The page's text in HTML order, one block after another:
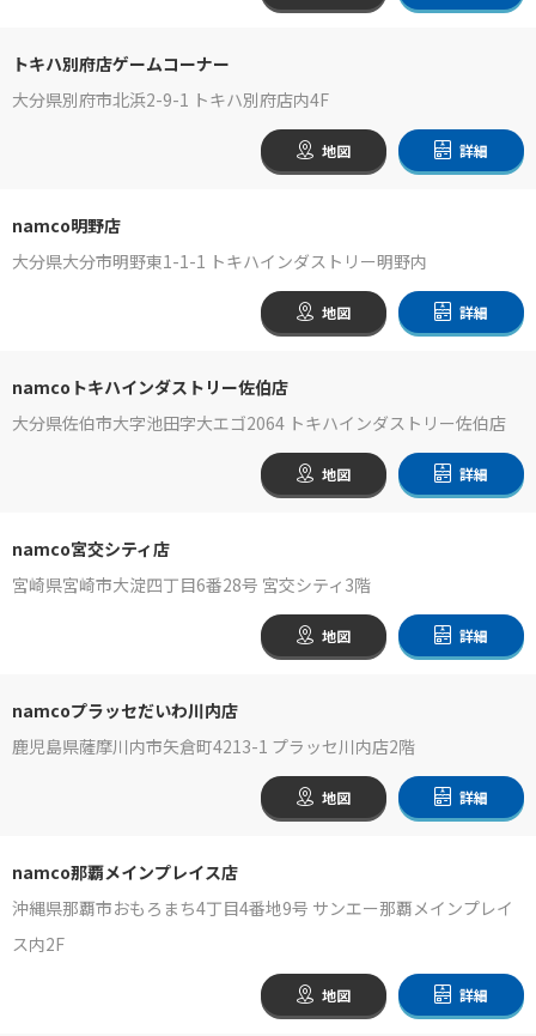
トキハ別府店ゲームコーナー
大分県別府市北浜2-9-1 トキハ別府店内4F
地図 詳細
namco明野店
大分県大分市明野東1-1-1 トキハインダストリー明野内
地図 詳細
namcoトキハインダストリー佐伯店
大分県佐伯市大字池田字大エゴ2064 トキハインダストリー佐伯店
地図 詳細
namco宮交シティ店
宮崎県宮崎市大淀四丁目6番28号 宮交シティ3階
地図 詳細
namcoプラッセだいわ川内店
鹿児島県薩摩川内市矢倉町4213-1 プラッセ川内店2階
地図 詳細
namco那覇メインプレイス店
沖縄県那覇市おもろまち4丁目4番地9号 サンエー那覇メインプレイ
ス内2F
地図 詳細